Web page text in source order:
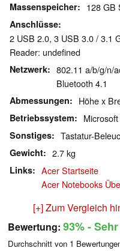
Massenspeicher 128 GB
Anschlüsse
2 USB 2.0, 3 USB 3.0 / 3.1
Reader: undefined
Netzwerk
802.11 a/b/g/n/
Bluetooth 4.1
Abmessungen Höhe x
Betriebssystem
Sonstiges Tastatur-
Gewicht 2.7 kg
Links
Acer Startseite
Acer Notebooks
[+] Zum Vergleich
Bewertung: 93%-
Durchschnitt von 1